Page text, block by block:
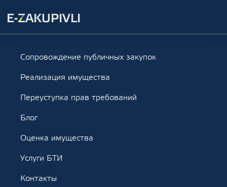
Сопровождение публичных закупок
Реализация имущества
Переуступка прав требований
Блог
Оценка имущества
Услуги БТИ
Контакты